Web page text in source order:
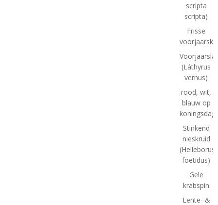
scripta
scripta)
Frisse
(Láthyrus
vernus)
rood, wit,
blauw op
koningsdag
Stinkend
nieskruid
(Helleborus
foetidus)
Gele
krabspin
Lente- &